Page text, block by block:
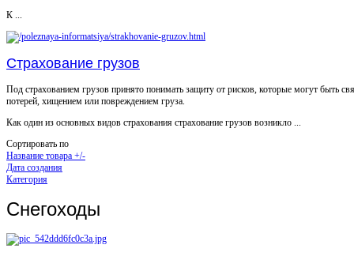
К ...
Страхование грузов
Под страхованием грузов принято понимать защиту от рисков, которые могут быть
потерей, хищением или повреждением груза.
Как один из основных видов страхования страхование грузов возникло ...
Сортировать по
Название товара +/-
Дата создания
Категория
Снегоходы